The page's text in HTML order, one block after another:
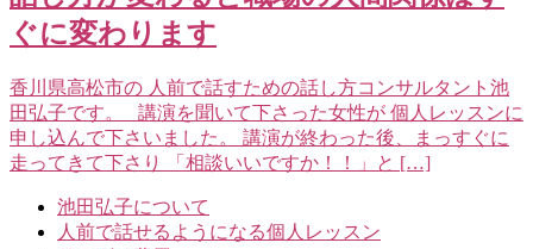
ぐに変わります
香川県高松市の 人前で話すための話し方コンサルタント池
田弘子です。 講演を聞いて下さった女性が 個人レッスンに
申し込んで下さいました。 講演が終わった後、まっすぐに
走ってきて下さり 「相談いいですか！！」と […]
池田弘子について
人前で話せるようになる個人レッスン